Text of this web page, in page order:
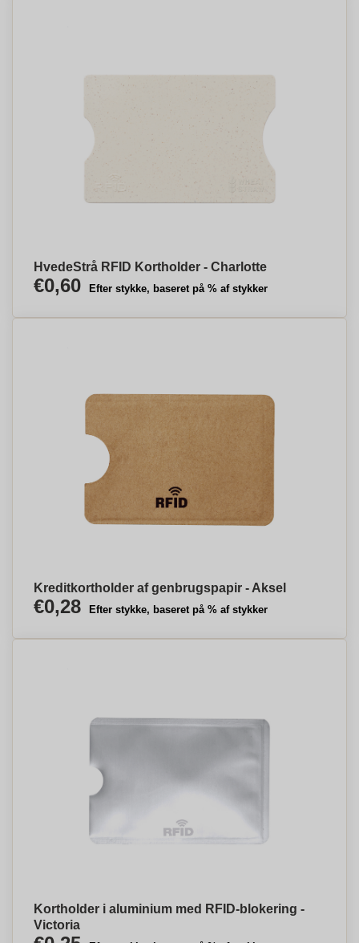
HvedeStrå RFID Kortholder - Charlotte
€0,60 Efter stykke, baseret på % af stykker
Kreditkortholder af genbrugspapir - Aksel
€0,28 Efter stykke, baseret på % af stykker
Kortholder i aluminium med RFID-blokering -
Victoria